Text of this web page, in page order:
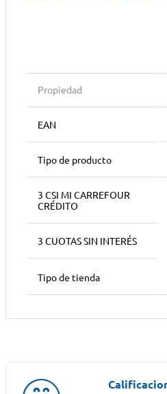
Propiedad
EAN
Tipo de producto
3 CSI MI CARREFOUR
CRÉDITO
3 CUOTAS SIN INTERÉS
Tipo de tienda